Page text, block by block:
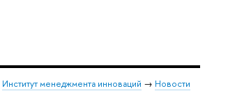
Институт менеджмента инноваций → Новости